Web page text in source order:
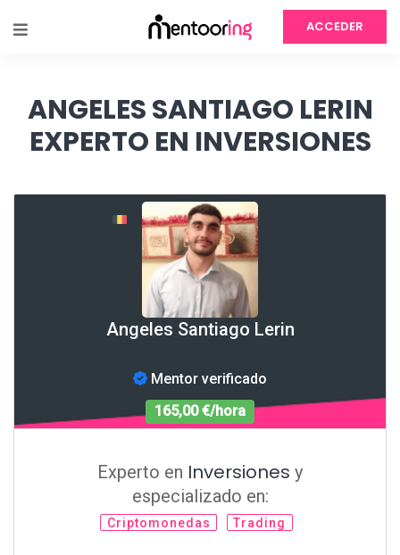
ACCEDER
ANGELES SANTIAGO LERIN
EXPERTO EN INVERSIONES
Angeles Santiago Lerin
Mentor verificado
165,00 €/hora
Experto en Inversiones y
especializado en:
Criptomonedas Trading